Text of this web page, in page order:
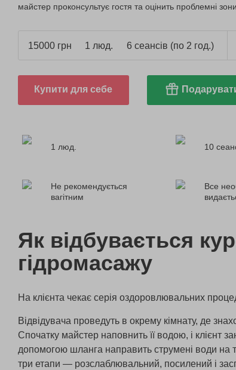
майстер проконсультує гостя та оцінить проблемні
15000 грн 1 люд. 6 сеансів (по 2 год.)
Купити для себе
1 люд. 10
Не рекомендується
вагітним
Все
Як відбувається
гідромасажу
На клієнта чекає серія оздоровлювальних
Відвідувача проведуть в окрему кімнату, де
Спочатку майстер наповнить її водою, і клієнт
допомогою шланга направить струмені води на
три етапи — розслаблювальний, посилений і